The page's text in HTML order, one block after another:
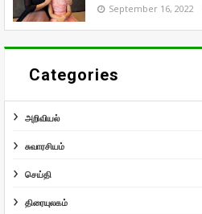
September 16, 2022
Categories
அறிவியல்
சுவாரசியம்
செய்தி
திரையுலகம்